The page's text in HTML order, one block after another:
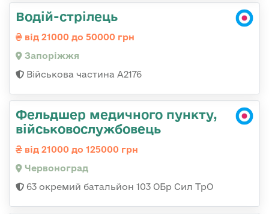
Водій-стрілець
від 21000 до 50000 грн
Запоріжжя
Військова частина А2176
Фельдшер медичного пункту,
військовослужбовець
від 21000 до 125000 грн
Червоноград
63 окремий батальйон 103 ОБр Сил ТрО